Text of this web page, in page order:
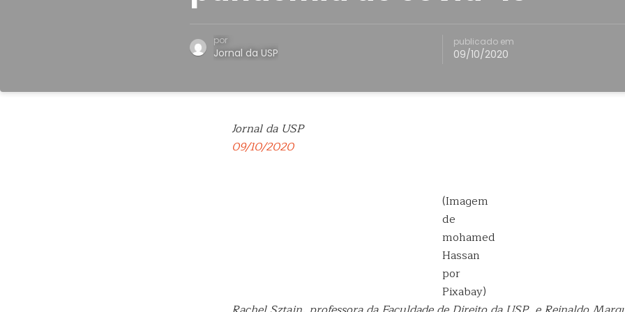
por
Jornal da USP
publicado em
09/10/2020
Jornal da USP
09/10/2020
(Imagem
de
mohamed
Hassan
por
Pixabay)